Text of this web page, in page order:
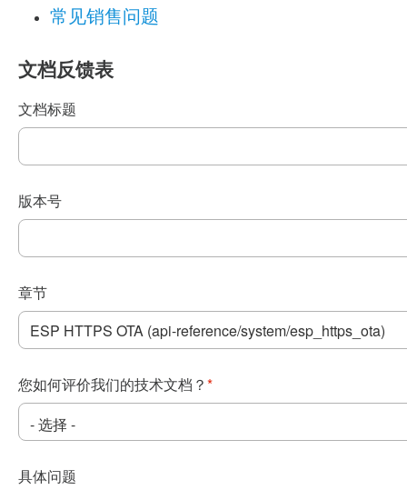
常见销售问题
文档反馈表
文档标题
版本号
章节
您如何评价我们的技术文档？ *
具体问题